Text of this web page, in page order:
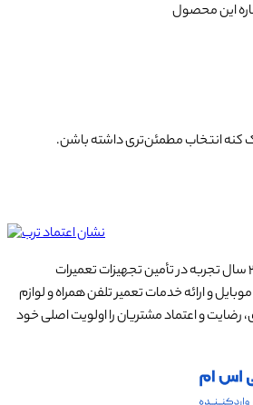
این محصول
کنه انتخاب مطمئن‌تری داشته باشن.
آسان جی‌اس‌ام با نزدیک به ۲۰ سال تجربه در تأمین تجهیزات تعمیرات
و ارائه خدمات تعمیر تلفن همراه و لوازم
رضایت و اعتماد مشتریان را اولویت اصلی خود